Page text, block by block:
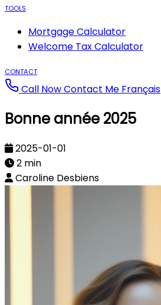
TOOLS
Mortgage Calculator
Welcome Tax Calculator
CONTACT
Call NowContact Me Français
Bonne année 2025
2025-01-01
2 min
Caroline Desbiens